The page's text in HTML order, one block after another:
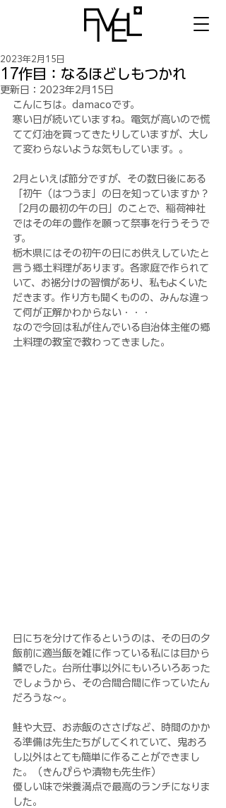
17作目：なるほどしもつかれ
2023年2月15日
更新日： 2023年2月15日
こんにちは。damacoです。
寒い日が続いていますね。電気が高いので慌
てて灯油を買ってきたりしていますが、大し
て変わらないような気もしています。。
2月といえば節分ですが、その数日後にある
「初午（はつうま」の日を知っていますか？
「2月の最初の午の日」のことで、稲荷神社
ではその年の豊作を願って祭事を行うそうで
す。
栃木県にはその初午の日にお供えしていたと
言う郷土料理があります。各家庭で作られて
いて、お裾分けの習慣があり、私もよくいた
だきます。作り方も聞くものの、みんな違っ
て何が正解かわからない・・・
なので今回は私が住んでいる自治体主催の郷
土料理の教室で教わってきました。
日にちを分けて作るというのは、その日の夕
飯前に適当飯を雑に作っている私には目から
鱗でした。台所仕事以外にもいろいろあった
でしょうから、その合間合間に作っていたん
だろうな〜。
鮭や大豆、お赤飯のささげなど、時間のかか
る準備は先生たちがしてくれていて、鬼おろ
し以外はとても簡単に作ることができまし
た。（きんぴらや漬物も先生作）
優しい味で栄養満点で最高のランチになりま
した。